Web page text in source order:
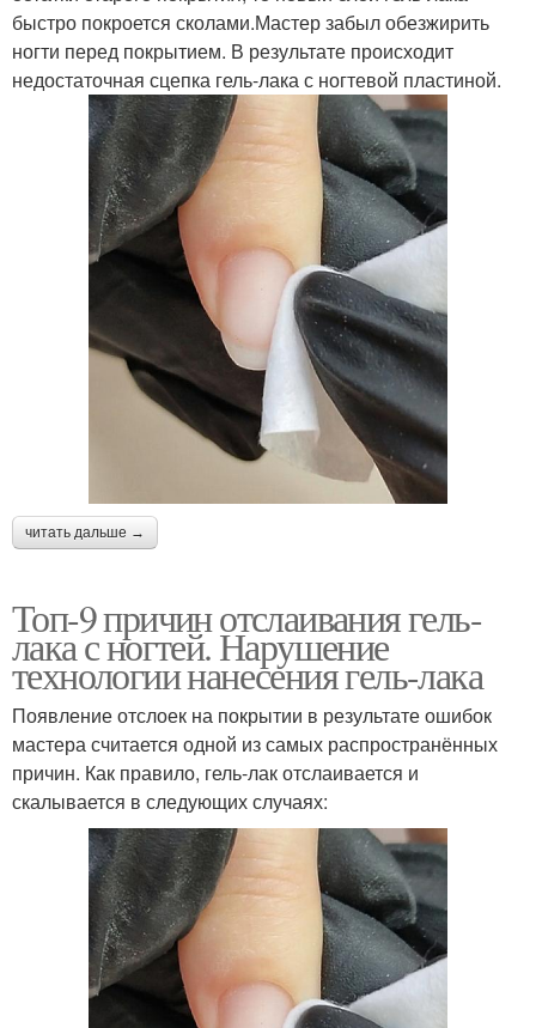
быстро покроется сколами.Мастер забыл обезжирить
ногти перед покрытием. В результате происходит
недостаточная сцепка гель-лака с ногтевой пластиной.
читать дальше →
Топ-9 причин отслаивания гель-
лака с ногтей. Нарушение
технологии нанесения гель-лака
Появление отслоек на покрытии в результате ошибок
мастера считается одной из самых распространённых
причин. Как правило, гель-лак отслаивается и
скалывается в следующих случаях: